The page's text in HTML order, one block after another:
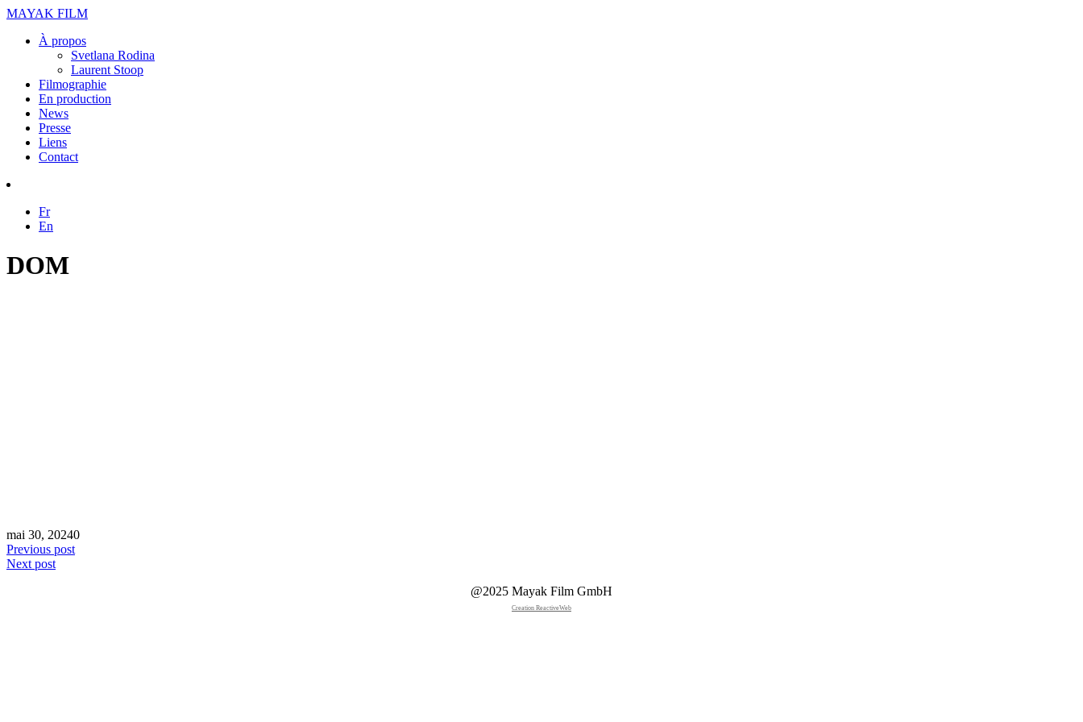
MAYAK FILM
À propos
Svetlana Rodina
Laurent Stoop
Filmographie
En production
News
Presse
Liens
Contact
Fr
En
DOM
mai 30, 20240
Previous post
Next post
@2025 Mayak Film GmbH
Creation ReactiveWeb